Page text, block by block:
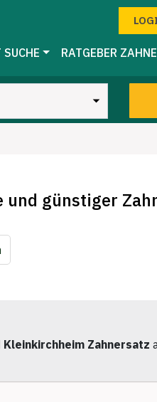
RATGEBER
günstiger
Kleinkirchheim Zahnersatz